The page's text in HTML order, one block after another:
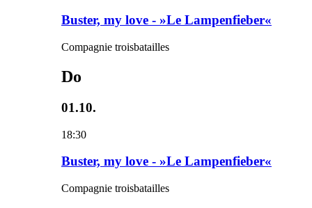
Buster, my love - »Le Lampenfieber«
Compagnie troisbatailles
Do
01.10.
18:30
Buster, my love - »Le Lampenfieber«
Compagnie troisbatailles